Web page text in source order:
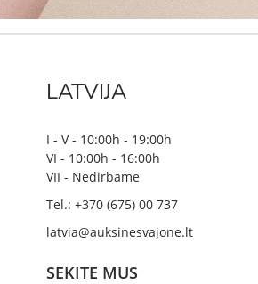
LATVIJA
I - V - 10:00h - 19:00h
VI - 10:00h - 16:00h
VII - Nedirbame
Tel.: +370 (675) 00 737
latvia@auksinesvajone.lt
SEKITE MUS